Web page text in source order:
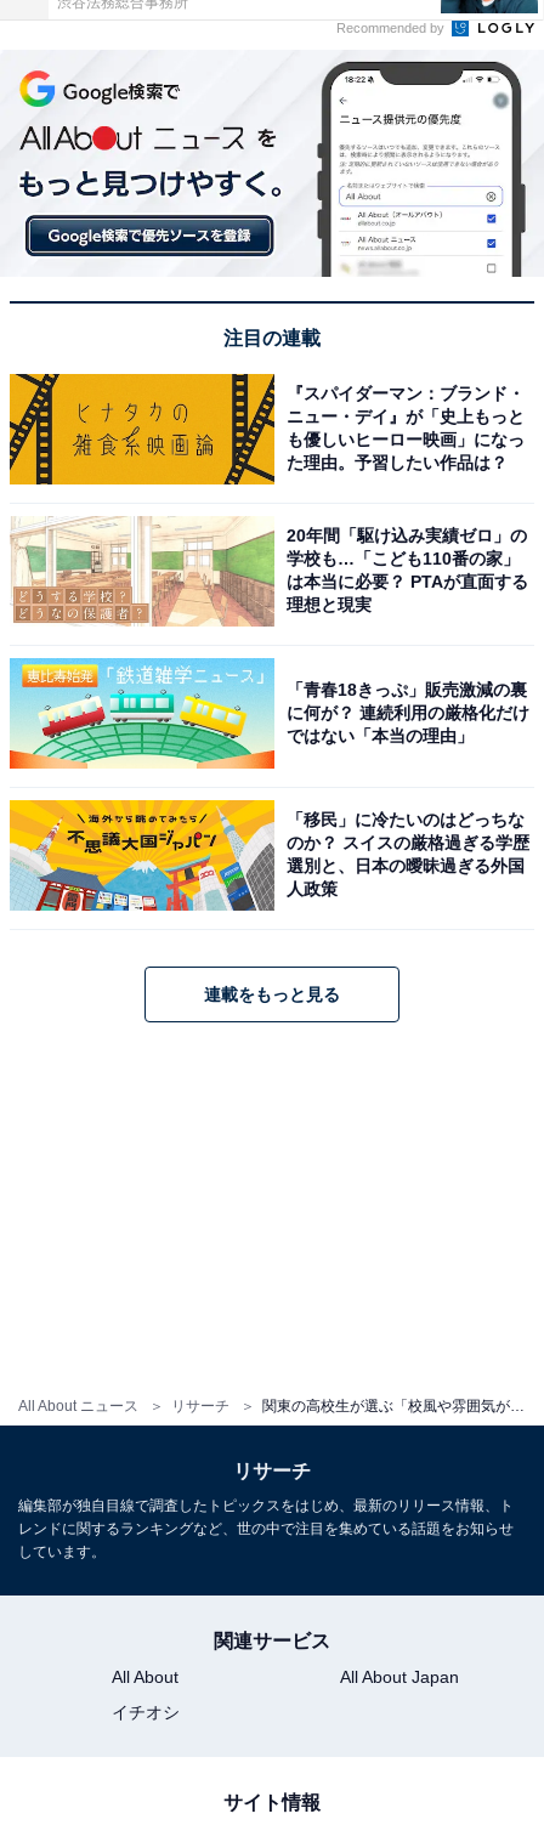
All About ニュース リサーチ
Recommended by
注目の連載
『スパイダーマン：ブランド・
ニュー・デイ』が「史上もっと
も優しいヒーロー映画」になっ
た理由。予習したい作品は？
20年間「駆け込み実績ゼロ」の
学校も…「こども110番の家」
は本当に必要？ PTAが直面する
理想と現実
「青春18きっぷ」販売激減の裏
に何が？ 連続利用の厳格化だけ
ではない「本当の理由」
「移民」に冷たいのはどっちな
のか？ スイスの厳格過ぎる学歴
選別と、日本の曖昧過ぎる外国
人政策
連載をもっと見る
リサーチ
編集部が独自目線で調査したトピックスをはじめ、最新のリリース情報、ト
レンドに関するランキングなど、世の中で注目を集めている話題をお知らせ
しています。
関連サービス
All About
All About Japan
イチオシ
サイト情報